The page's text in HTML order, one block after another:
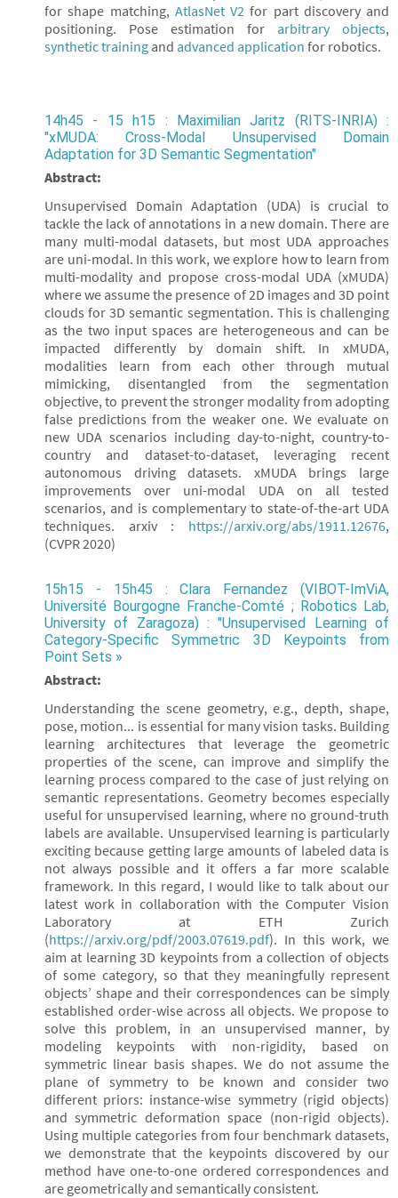
for shape matching, AtlasNet V2 for part discovery and
positioning. Pose estimation for arbitrary objects,
synthetic training and advanced application for robotics.
14h45 - 15 h15 : Maximilian Jaritz (RITS-INRIA) :
"xMUDA: Cross-Modal Unsupervised Domain
Adaptation for 3D Semantic Segmentation"
Abstract:
Unsupervised Domain Adaptation (UDA) is crucial to
tackle the lack of annotations in a new domain. There are
many multi-modal datasets, but most UDA approaches
are uni-modal. In this work, we explore how to learn from
multi-modality and propose cross-modal UDA (xMUDA)
where we assume the presence of 2D images and 3D point
clouds for 3D semantic segmentation. This is challenging
as the two input spaces are heterogeneous and can be
impacted differently by domain shift. In xMUDA,
modalities learn from each other through mutual
mimicking, disentangled from the segmentation
objective, to prevent the stronger modality from adopting
false predictions from the weaker one. We evaluate on
new UDA scenarios including day-to-night, country-to-
country and dataset-to-dataset, leveraging recent
autonomous driving datasets. xMUDA brings large
improvements over uni-modal UDA on all tested
scenarios, and is complementary to state-of-the-art UDA
techniques. arxiv : https://arxiv.org/abs/1911.12676,
(CVPR 2020)
15h15 - 15h45 : Clara Fernandez (VIBOT-ImViA,
Université Bourgogne Franche-Comté ; Robotics Lab,
University of Zaragoza) : "Unsupervised Learning of
Category-Specific Symmetric 3D Keypoints from
Point Sets »
Abstract:
Understanding the scene geometry, e.g., depth, shape,
pose, motion... is essential for many vision tasks. Building
learning architectures that leverage the geometric
properties of the scene, can improve and simplify the
learning process compared to the case of just relying on
semantic representations. Geometry becomes especially
useful for unsupervised learning, where no ground-truth
labels are available. Unsupervised learning is particularly
exciting because getting large amounts of labeled data is
not always possible and it offers a far more scalable
framework. In this regard, I would like to talk about our
latest work in collaboration with the Computer Vision
Laboratory at ETH Zurich
(https://arxiv.org/pdf/2003.07619.pdf). In this work, we
aim at learning 3D keypoints from a collection of objects
of some category, so that they meaningfully represent
objects’ shape and their correspondences can be simply
established order-wise across all objects. We propose to
solve this problem, in an unsupervised manner, by
modeling keypoints with non-rigidity, based on
symmetric linear basis shapes. We do not assume the
plane of symmetry to be known and consider two
different priors: instance-wise symmetry (rigid objects)
and symmetric deformation space (non-rigid objects).
Using multiple categories from four benchmark datasets,
we demonstrate that the keypoints discovered by our
method have one-to-one ordered correspondences and
are geometrically and semantically consistent.